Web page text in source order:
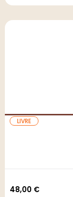
LIVRE
48,00 €